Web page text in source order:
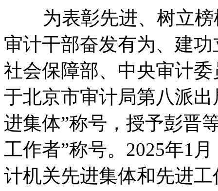
为表彰先进、树立榜
审计干部奋发有为、建
社会保障部、中央审计
于北京市审计局第八派
进集体”称号，授予彭晋
工作者”称号。2025年1
计机关先进集体和先进